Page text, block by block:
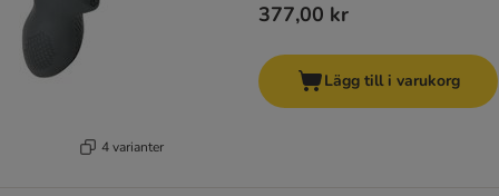
4 varianter
377,00 kr
Lägg till i varukorg